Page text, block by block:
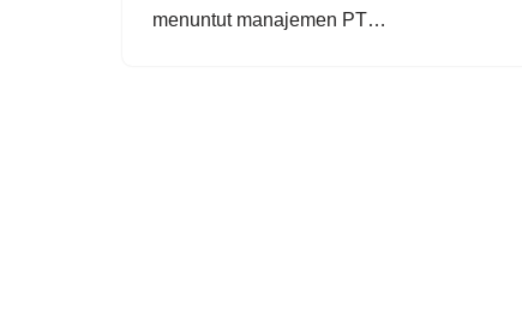
menuntut manajemen PT…